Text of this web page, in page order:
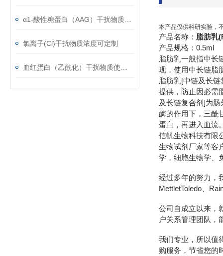
氯离子(Cl)干扰物质浓度可定制
本产品仅供科研实验，
产品名称： 脂肪乳
产品规格：0.5ml
脂肪乳一般指中长
现，使用中长链脂
脂肪乳[中链及长
提供，防止因必需
及长链复合剂]为
酶的作用下，三酰
蛋白 ，再进入血流
信帆生物科技有限
生物试剂厂家等客
学，细胞生物学、
经过多年的努力，
MettletToledo、
公司自成立以来，
户关系管理团队，
我们专业，所以值
购服务，节省您的